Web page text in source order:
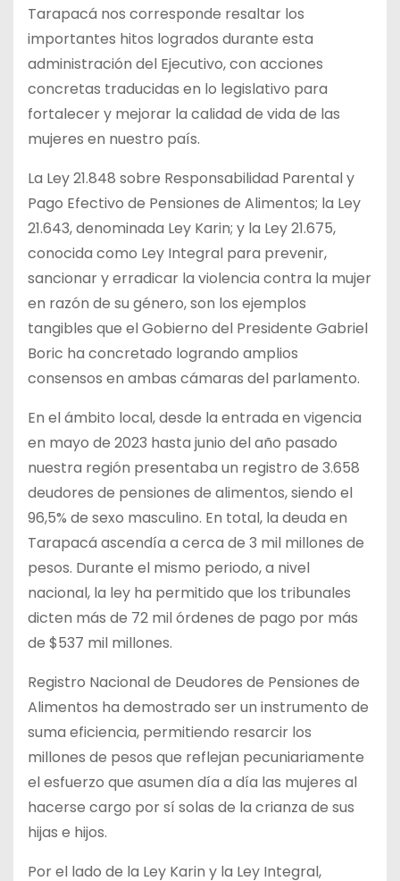
Tarapacá nos corresponde resaltar los
importantes hitos logrados durante esta
administración del Ejecutivo, con acciones
concretas traducidas en lo legislativo para
fortalecer y mejorar la calidad de vida de las
mujeres en nuestro país.
La Ley 21.848 sobre Responsabilidad Parental y
Pago Efectivo de Pensiones de Alimentos; la Ley
21.643, denominada Ley Karin; y la Ley 21.675,
conocida como Ley Integral para prevenir,
sancionar y erradicar la violencia contra la mujer
en razón de su género, son los ejemplos
tangibles que el Gobierno del Presidente Gabriel
Boric ha concretado logrando amplios
consensos en ambas cámaras del parlamento.
En el ámbito local, desde la entrada en vigencia
en mayo de 2023 hasta junio del año pasado
nuestra región presentaba un registro de 3.658
deudores de pensiones de alimentos, siendo el
96,5% de sexo masculino. En total, la deuda en
Tarapacá ascendía a cerca de 3 mil millones de
pesos. Durante el mismo periodo, a nivel
nacional, la ley ha permitido que los tribunales
dicten más de 72 mil órdenes de pago por más
de $537 mil millones.
Registro Nacional de Deudores de Pensiones de
Alimentos ha demostrado ser un instrumento de
suma eficiencia, permitiendo resarcir los
millones de pesos que reflejan pecuniariamente
el esfuerzo que asumen día a día las mujeres al
hacerse cargo por sí solas de la crianza de sus
hijas e hijos.
Por el lado de la Ley Karin y la Ley Integral,